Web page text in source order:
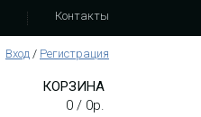
Контакты
Вход / Регистрация
КОРЗИНА
0/ 0р.